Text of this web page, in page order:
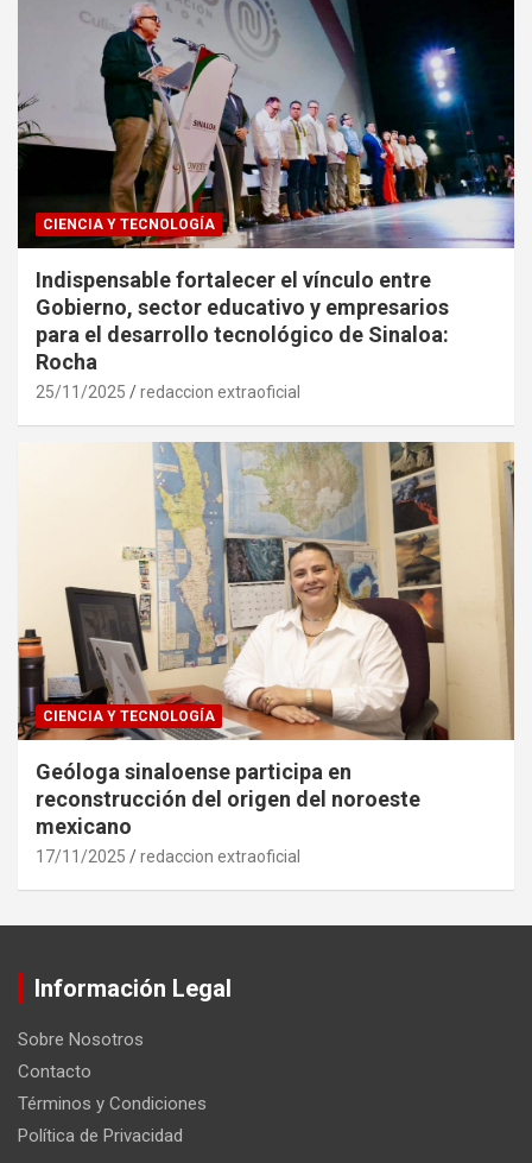
CIENCIA Y TECNOLOGÍA
Indispensable fortalecer el vínculo entre
Gobierno, sector educativo y empresarios
para el desarrollo tecnológico de Sinaloa:
Rocha
25/11/2025 redaccion extraoficial
CIENCIA Y TECNOLOGÍA
Geóloga sinaloense participa en
reconstrucción del origen del noroeste
mexicano
17/11/2025 redaccion extraoficial
Información Legal
Sobre Nosotros
Contacto
Términos y Condiciones
Política de Privacidad